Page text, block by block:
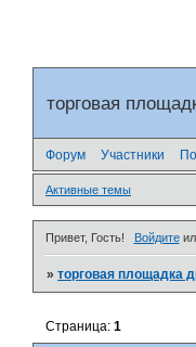
торговая
Форум Участники
Активные темы
Привет, Гость! Войдите
»торговая площадка
Страница:1